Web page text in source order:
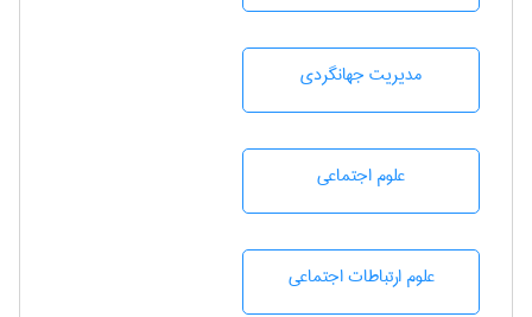
مديريت جهانگردی
علوم اجتماعی
علوم ارتباطات اجتماعی